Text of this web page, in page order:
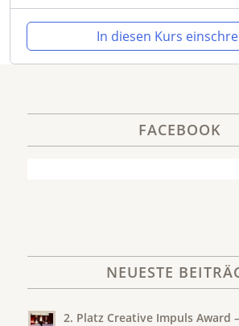
In diesen Kurs
FACEBOOK
NEUESTE
2. Platz Creative Impuls Award